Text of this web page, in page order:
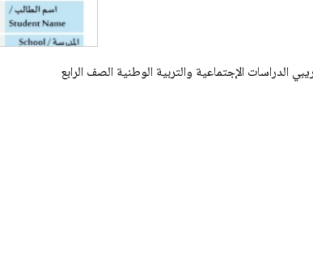
الدراسات الإجتماعية والتربية الوطنية الصف الرابع